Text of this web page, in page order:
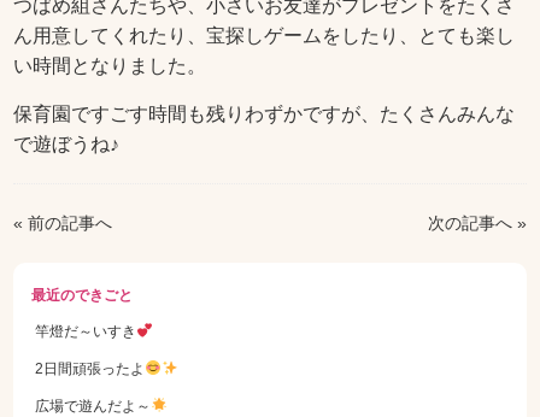
つばめ組さんたちや、小さいお友達がプレゼントをたくさ
ん用意してくれたり、宝探しゲームをしたり、とても楽し
い時間となりました。
保育園ですごす時間も残りわずかですが、たくさんみんな
で遊ぼうね♪
« 前の記事へ 次の記事へ »
最近のできごと
竿燈だ～いすき
2日間頑張ったよ
広場で遊んだよ～